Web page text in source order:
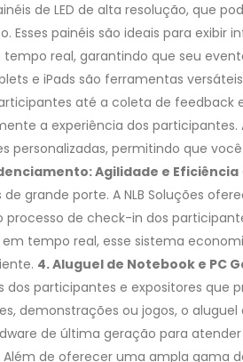
de LED de alta resolução, que
Esses painéis são ideais para
real, garantindo que seu
e iPads são ferramentas
até a coleta de feedback
a experiência dos participantes.
personalizadas, permitindo que
Agilidade e Eficiência
grande porte. A NLB Soluções
processo de check-in dos
tempo real, esse sistema
4. Aluguel de Notebook e PC
dos participantes e expositores que
demonstrações ou jogos, o
de última geração para
Além de oferecer uma ampla gama